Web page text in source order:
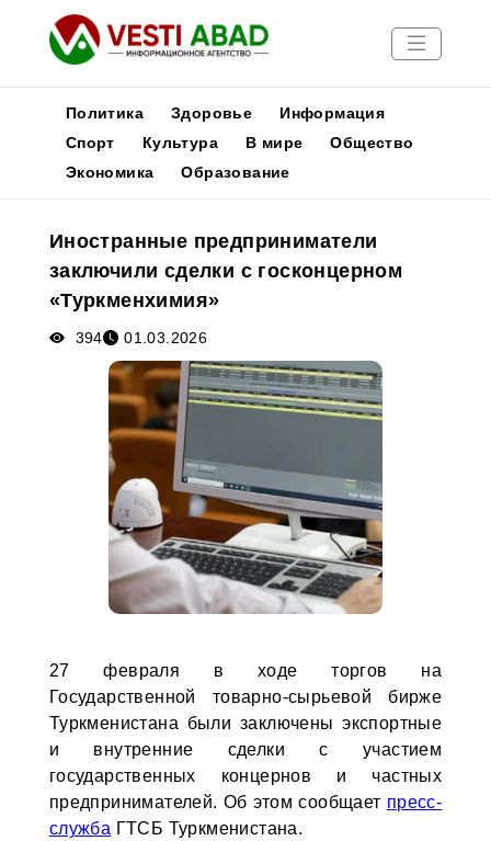
Новости
Медиа
Афиша
Политика Здоровье
Информация
Спорт
Культура В мире
Общество
Экономика
Образование
Иностранные предприниматели
заключили сделки с госконцерном
«Туркменхимия»
394 01.03.2026
27 февраля в ходе торгов на
Государственной товарно-сырьевой бирже
Туркменистана были заключены экспортные
и внутренние сделки с участием
государственных концернов и частных
предпринимателей. Об этом сообщает пресс-
служба ГТСБ Туркменистана.